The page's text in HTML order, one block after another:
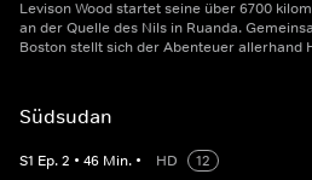
Levison Wood startet seine über 6700
an der Quelle des Nils in Ruanda.
Boston stellt sich der Abenteuer allerhand
Südsudan
S1 Ep.2 • 46 Min. • HD
12